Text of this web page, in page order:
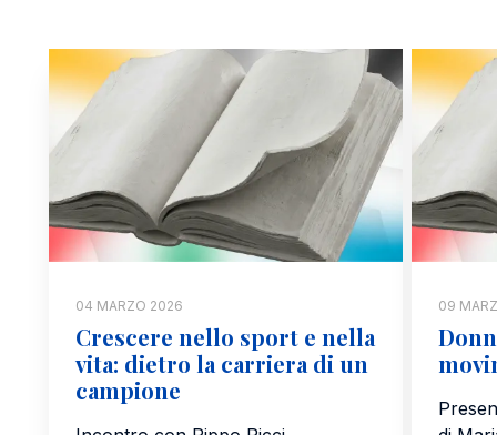
04 MARZO 2026
Crescere nello sport e nella
vita: dietro la carriera di un
campione
09